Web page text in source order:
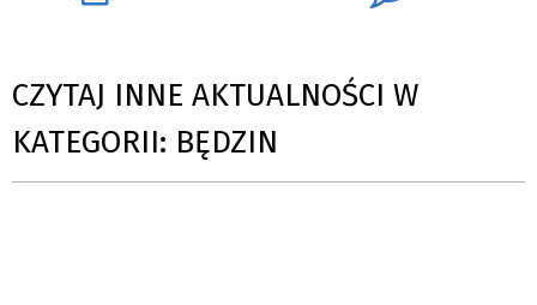
CZYTAJ INNE AKTUALNOŚCI W
KATEGORII: BĘDZIN